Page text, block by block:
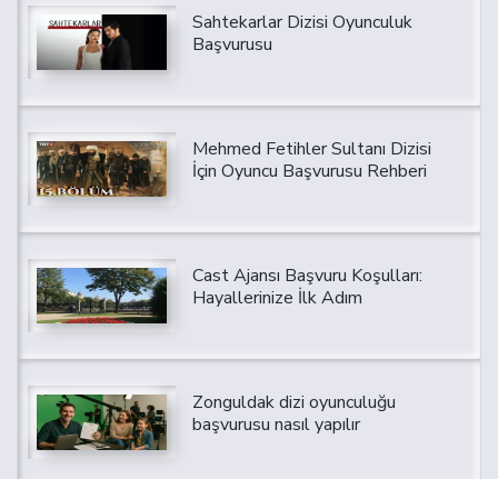
Sahtekarlar Dizisi Oyunculuk
Başvurusu
Mehmed Fetihler Sultanı Dizisi
İçin Oyuncu Başvurusu Rehberi
Cast Ajansı Başvuru Koşulları:
Hayallerinize İlk Adım
Zonguldak dizi oyunculuğu
başvurusu nasıl yapılır